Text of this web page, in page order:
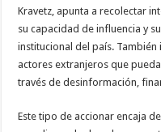
Kravetz, apunta a recolectar
su capacidad de influencia y
institucional del país.
actores extranjeros que
través de desinformación,
Este tipo de accionar encaja